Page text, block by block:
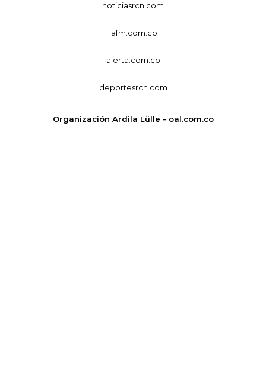
noticiasrcn.com
lafm.com.co
alerta.com.co
deportesrcn.com
Organización Ardila Lülle - oal.com.co